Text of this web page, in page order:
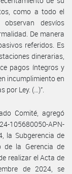
como a todo el
desvíos
De manera
referidos. Es
dinerarias,
pagos íntegros y
incumplimiento en
Ley. (…)”.
Comité, agregó
105680050-APN-
la Subgerencia de
de la Gerencia de
realizar el Acta de
de 2024, se